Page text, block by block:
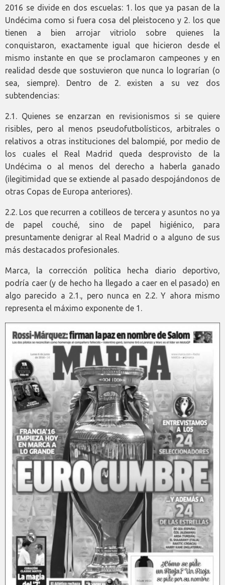
2016 se divide en dos escuelas: 1. los que ya pasan de la
Undécima como si fuera cosa del pleistoceno y 2. los que
tienen a bien arrojar vitriolo sobre quienes la
conquistaron, exactamente igual que hicieron desde el
mismo instante en que se proclamaron campeones y en
realidad desde que sostuvieron que nunca lo lograrían (o
sea, siempre). Dentro de 2. existen a su vez dos
subtendencias:
2.1. Quienes se enzarzan en revisionismos si se quiere
risibles, pero al menos pseudofutbolísticos, arbitrales o
relativos a otras instituciones del balompié, por medio de
los cuales el Real Madrid queda desprovisto de la
Undécima o al menos del derecho a haberla ganado
(ilegitimidad que se extiende al pasado despojándonos de
otras Copas de Europa anteriores).
2.2. Los que recurren a cotilleos de tercera y asuntos no ya
de papel couché, sino de papel higiénico, para
presuntamente denigrar al Real Madrid o a alguno de sus
más destacados profesionales.
Marca, la corrección política hecha diario deportivo,
podría caer (y de hecho ha llegado a caer en el pasado) en
algo parecido a 2.1., pero nunca en 2.2. Y ahora mismo
representa el máximo exponente de 1.